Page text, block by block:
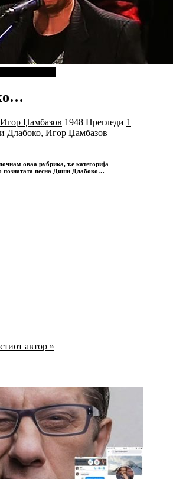
Игор Џамбазов 1948 Прегледи 1
Длабоко, Игор Џамбазов
оваа рубрика, т.е категорија
познатата песна Диши Длабоко…
автор »